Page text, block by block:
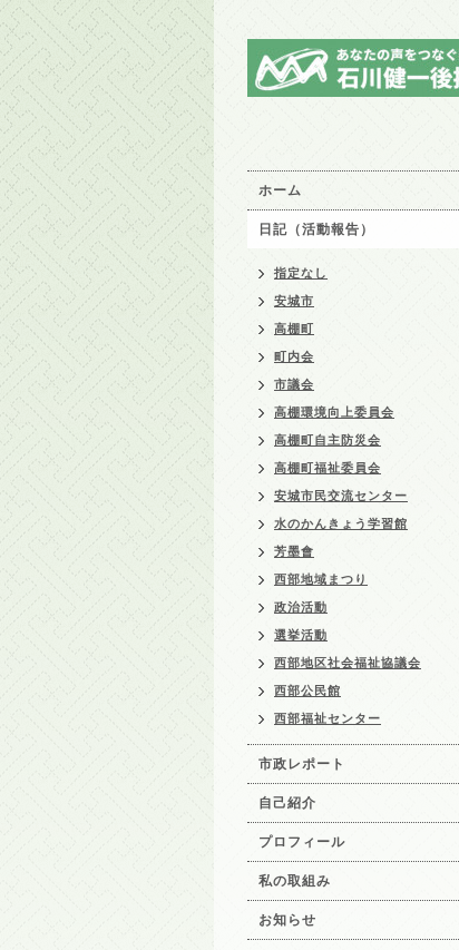
ホーム
日記（活動報告）
指定なし
安城市
高棚町
町内会
市議会
高棚環境向上委員会
高棚町自主防災会
高棚町福祉委員会
安城市民交流センター
水のかんきょう学習館
芳墨會
西部地域まつり
政治活動
選挙活動
西部地区社会福祉協議会
西部公民館
西部福祉センター
市政レポート
自己紹介
プロフィール
私の取組み
お知らせ